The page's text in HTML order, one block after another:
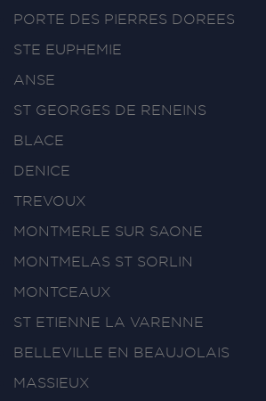
PORTE DES PIERRES DOREES
STE EUPHEMIE
ANSE
ST GEORGES DE RENEINS
BLACE
DENICE
TREVOUX
MONTMERLE SUR SAONE
MONTMELAS ST SORLIN
MONTCEAUX
ST ETIENNE LA VARENNE
BELLEVILLE EN BEAUJOLAIS
MASSIEUX